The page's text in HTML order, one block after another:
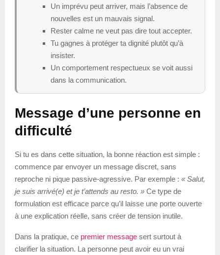
Un imprévu peut arriver, mais l’absence de
nouvelles est un mauvais signal.
Rester calme ne veut pas dire tout accepter.
Tu gagnes à protéger ta dignité plutôt qu’à
insister.
Un comportement respectueux se voit aussi
dans la communication.
Message d’une personne en
difficulté
Si tu es dans cette situation, la bonne réaction est simple :
commence par envoyer un message discret, sans
reproche ni pique passive-agressive. Par exemple : « Salut,
je suis arrivé(e) et je t’attends au resto. » Ce type de
formulation est efficace parce qu’il laisse une porte ouverte
à une explication réelle, sans créer de tension inutile.
Dans la pratique, ce premier message sert surtout à
clarifier la situation. La personne peut avoir eu un vrai